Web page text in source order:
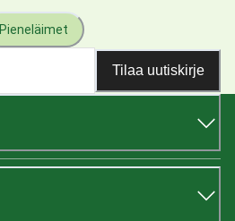
Pieneläimet
Tilaa uutiskirje